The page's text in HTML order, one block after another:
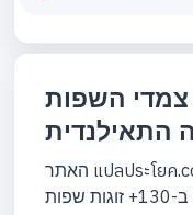
השפות
האתר แปลประโยค.com הוא אפליקציית תרגום מקוונת